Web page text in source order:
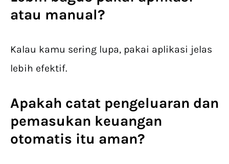
atau manual?
Kalau kamu sering lupa, pakai aplikasi jelas
lebih efektif.
Apakah catat pengeluaran dan
pemasukan keuangan
otomatis itu aman?